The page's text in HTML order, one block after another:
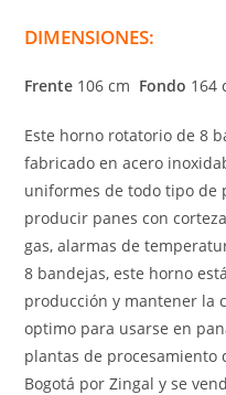
DIMENSIONES:
Frente 106 cm Fondo
Este horno rotatorio de 8
fabricado en acero
uniformes de todo tipo de
producir panes con
gas, alarmas de
8 bandejas, este horno
producción y mantener la
optimo para usarse en
plantas de procesamiento
Bogotá por Zingal y se